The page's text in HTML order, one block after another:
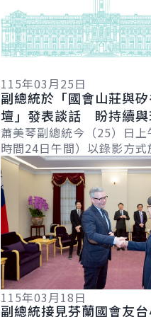
115年03月25日
副總統於「國會山莊與
壇」發表談話 盼持續與
近夥伴攜手合作 確保世
與自由
蕭美琴副總統今（25）日
時間24日午間）以錄影方
「國會山莊與矽谷論壇」
Valley Forum）年度研討
詳細內容
115年03月18日
副總統接見芬蘭國會友